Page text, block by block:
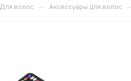
Для волос — Аксессуары для волос